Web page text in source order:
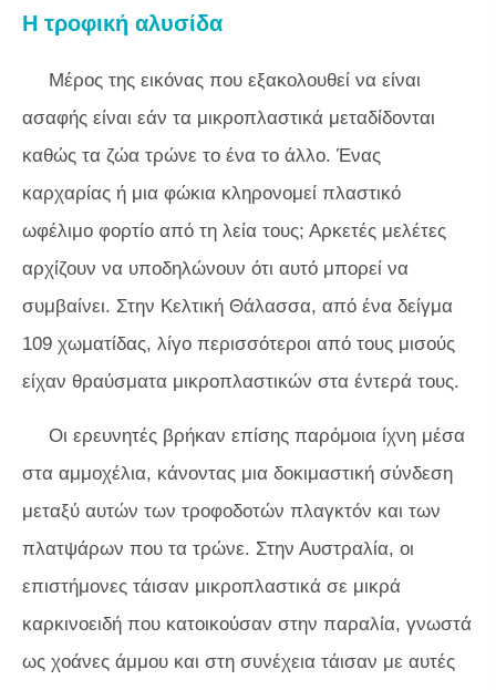
Η τροφική αλυσίδα
Μέρος της εικόνας που εξακολουθεί να είναι
ασαφής είναι εάν τα μικροπλαστικά μεταδίδονται
καθώς τα ζώα τρώνε το ένα το άλλο. Ένας
καρχαρίας ή μια φώκια κληρονομεί πλαστικό
ωφέλιμο φορτίο από τη λεία τους; Αρκετές μελέτες
αρχίζουν να υποδηλώνουν ότι αυτό μπορεί να
συμβαίνει. Στην Κελτική Θάλασσα, από ένα δείγμα
109 χωματίδας, λίγο περισσότεροι από τους μισούς
είχαν θραύσματα μικροπλαστικών στα έντερά τους.
Οι ερευνητές βρήκαν επίσης παρόμοια ίχνη μέσα
στα αμμοχέλια, κάνοντας μια δοκιμαστική σύνδεση
μεταξύ αυτών των τροφοδοτών πλαγκτόν και των
πλατψάρων που τα τρώνε. Στην Αυστραλία, οι
επιστήμονες τάισαν μικροπλαστικά σε μικρά
καρκινοειδή που κατοικούσαν στην παραλία, γνωστά
ως χοάνες άμμου και στη συνέχεια τάισαν με αυτές